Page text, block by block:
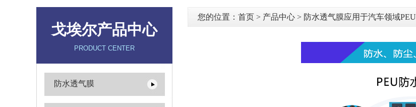
戈埃尔产品中心
PRODUCT CENTER
防水透气膜
您的位置： 首页 > 产品中心 > 防水透气膜应用于汽车领域PEU